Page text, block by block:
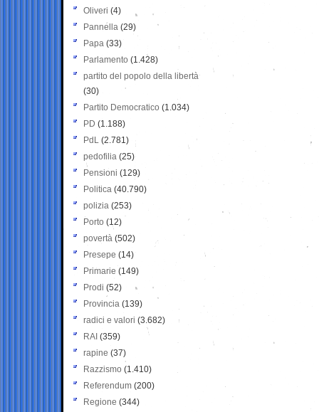
Oliveri (4)
Pannella (29)
Papa (33)
Parlamento (1.428)
partito del popolo della libertà
(30)
Partito Democratico (1.034)
PD (1.188)
PdL (2.781)
pedofilia (25)
Pensioni (129)
Politica (40.790)
polizia (253)
Porto (12)
povertà (502)
Presepe (14)
Primarie (149)
Prodi (52)
Provincia (139)
radici e valori (3.682)
RAI (359)
rapine (37)
Razzismo (1.410)
Referendum (200)
Regione (344)